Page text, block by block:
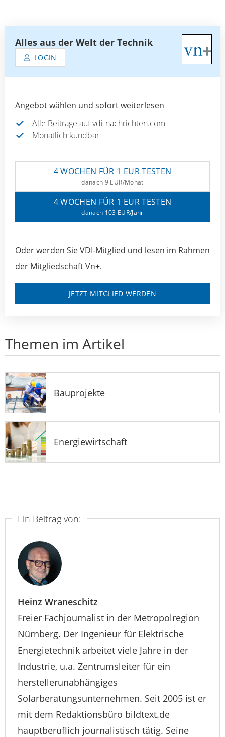
Alles aus der Welt der Technik
LOGIN
Angebot wählen und sofort weiterlesen
Alle Beiträge auf vdi-nachrichten.com
Monatlich kündbar
4 WOCHEN FÜR 1 EUR TESTEN
danach 9 EUR/Monat
4 WOCHEN FÜR 1 EUR TESTEN
danach 103 EUR/Jahr
Oder werden Sie VDI-Mitglied und lesen im Rahmen
der Mitgliedschaft Vn+.
JETZT MITGLIED WERDEN
Themen im Artikel
Bauprojekte
Energiewirtschaft
Ein Beitrag von:
Heinz Wraneschitz
Freier Fachjournalist in der Metropolregion
Nürnberg. Der Ingenieur für Elektrische
Energietechnik arbeitet viele Jahre in der
Industrie, u.a. Zentrumsleiter für ein
herstellerunabhängiges
Solarberatungsunternehmen. Seit 2005 ist er
mit dem Redaktionsbüro bildtext.de
hauptberuflich journalistisch tätig. Seine